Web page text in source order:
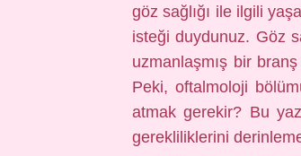
göz sağlığı ile ilgili
isteği duydunuz. Göz
uzmanlaşmış bir
Peki, oftalmoloji
atmak gerekir? Bu
gerekliliklerini